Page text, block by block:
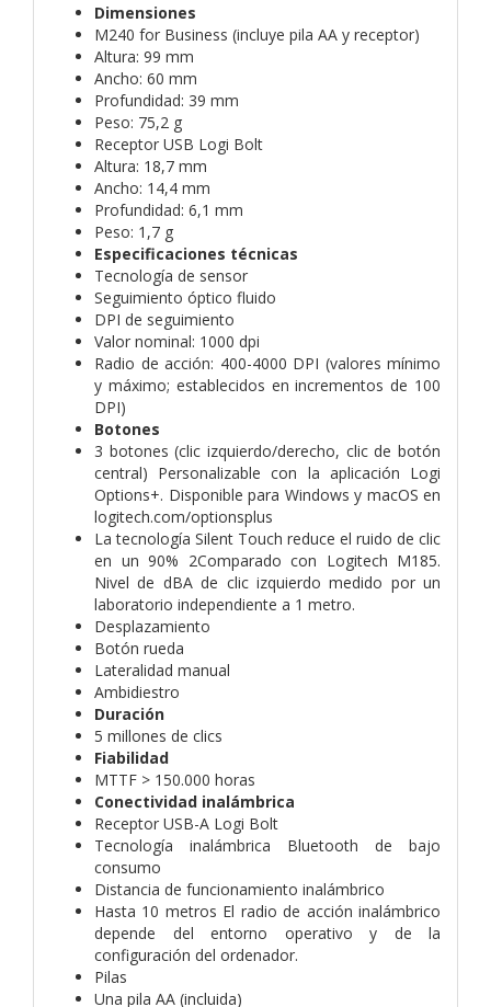
Dimensiones
M240 for Business (incluye pila AA y receptor)
Altura: 99 mm
Ancho: 60 mm
Profundidad: 39 mm
Peso: 75,2 g
Receptor USB Logi Bolt
Altura: 18,7 mm
Ancho: 14,4 mm
Profundidad: 6,1 mm
Peso: 1,7 g
Especificaciones técnicas
Tecnología de sensor
Seguimiento óptico fluido
DPI de seguimiento
Valor nominal: 1000 dpi
Radio de acción: 400-4000 DPI (valores mínimo
y máximo; establecidos en incrementos de 100
DPI)
Botones
3 botones (clic izquierdo/derecho, clic de botón
central) Personalizable con la aplicación Logi
Options+. Disponible para Windows y macOS en
logitech.com/optionsplus
La tecnología Silent Touch reduce el ruido de clic
en un 90% 2Comparado con Logitech M185.
Nivel de dBA de clic izquierdo medido por un
laboratorio independiente a 1 metro.
Desplazamiento
Botón rueda
Lateralidad manual
Ambidiestro
Duración
5 millones de clics
Fiabilidad
MTTF > 150.000 horas
Conectividad inalámbrica
Receptor USB-A Logi Bolt
Tecnología inalámbrica Bluetooth de bajo
consumo
Distancia de funcionamiento inalámbrico
Hasta 10 metros El radio de acción inalámbrico
depende del entorno operativo y de la
configuración del ordenador.
Pilas
Una pila AA (incluida)